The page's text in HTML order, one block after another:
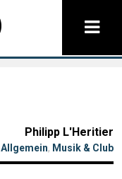
Philipp L'Heritier
Allgemein, Musik & Club